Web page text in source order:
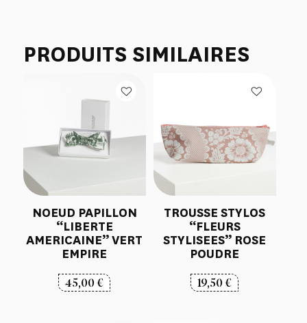
PRODUITS SIMILAIRES
NOEUD PAPILLON
“LIBERTE
AMERICAINE” VERT
EMPIRE
45,00€
TROUSSE STYLOS
“FLEURS
STYLISEES” ROSE
POUDRE
19,50€